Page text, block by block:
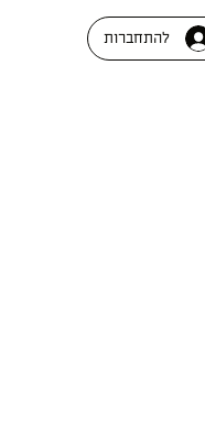
להתחברות